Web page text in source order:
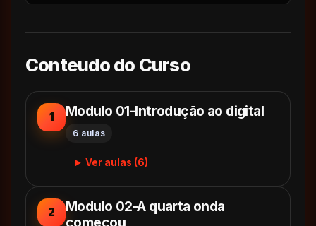
Conteudo do Curso
1 Modulo 01-Introdução ao digital
6 aulas
Ver aulas (6)
2
Modulo 02-A quarta onda
começou